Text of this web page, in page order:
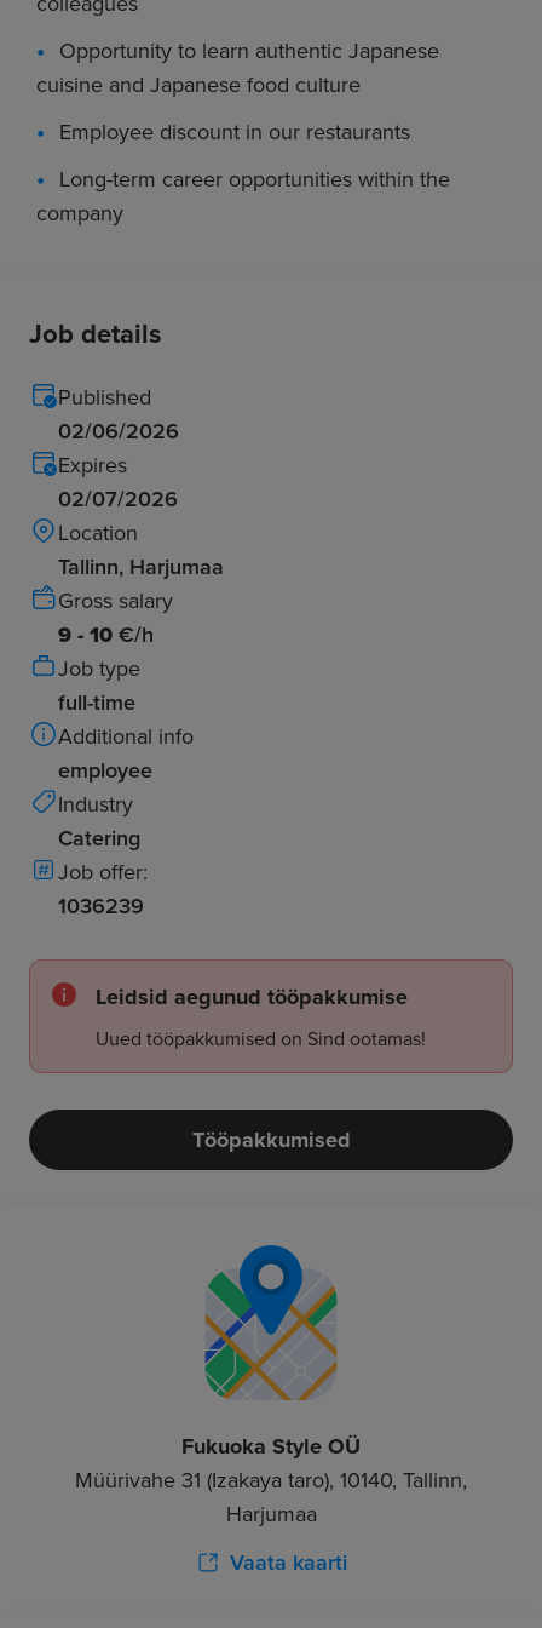
Opportunity to learn authentic Japanese
cuisine and Japanese food culture
Employee discount in our restaurants
Long-term career opportunities within the
company
Job details
Published
02/06/2026
Expires
02/07/2026
Location
Tallinn, Harjumaa
Gross salary
9 - 10 €/h
Job type
full-time
Additional info
employee
Industry
Catering
Job offer:
1036239
Leidsid aegunud tööpakkumise
Uued tööpakkumised on Sind ootamas!
Tööpakkumised
Fukuoka Style OÜ
Müürivahe 31 (Izakaya taro), 10140, Tallinn,
Harjumaa
Vaata kaarti